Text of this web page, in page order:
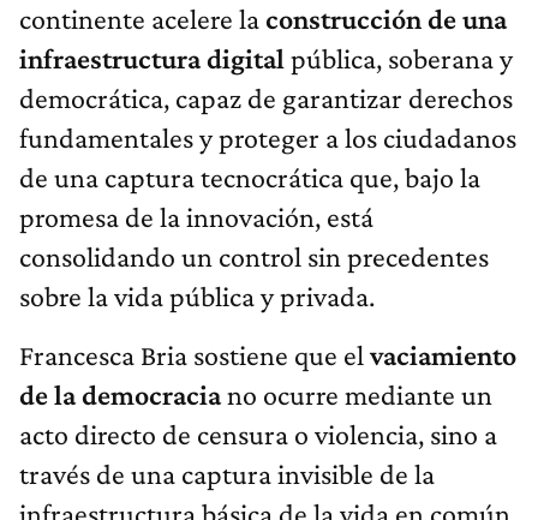
continente acelere laconstrucción de una
infraestructura digital pública, soberana y
democrática, capaz de garantizar derechos
fundamentales y proteger a los ciudadanos
de una captura tecnocrática que, bajo la
promesa de la innovación, está
consolidando un control sin precedentes
sobre la vida pública y privada.
Francesca Bria sostiene que elvaciamiento
de la democraciano ocurre mediante un
acto directo de censura o violencia, sino a
través de una captura invisible de la
infraestructura básica de la vida en común.